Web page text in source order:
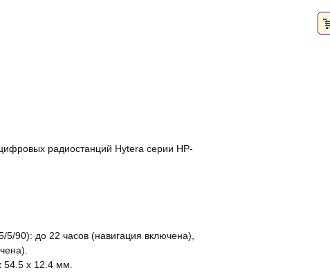
радиостанций Hytera серии HP-
90): до 22 часов (навигация включена),
54.5 x 12.4 мм.